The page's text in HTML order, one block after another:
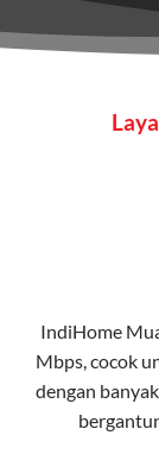
maupun
hiburan
pengguna
stabil,
Selain
interaktif (
satu paket.
IndiHome
Mbps, cocok
dengan